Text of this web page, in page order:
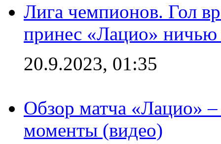
Лига чемпионов. Гол
принес «Лацио» ничью
20.9.2023, 01:35
Обзор матча «Лацио»
моменты (видео)